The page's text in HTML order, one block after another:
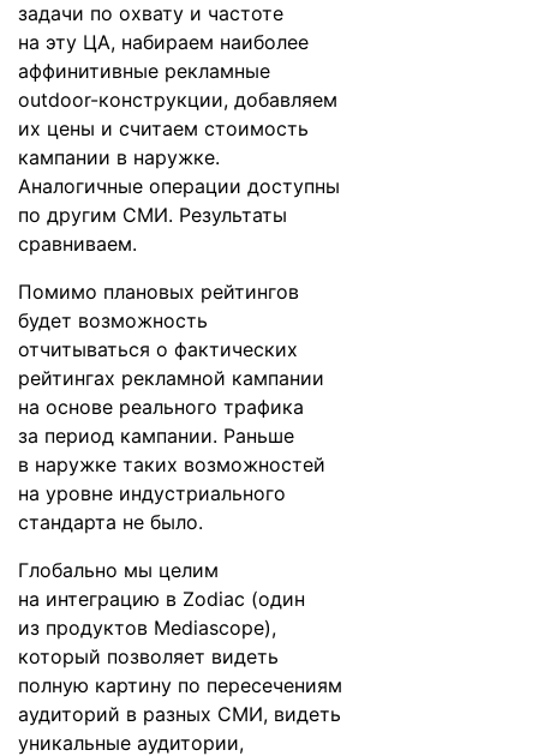
задачи по охвату и частоте
на эту ЦА, набираем наиболее
аффинитивные рекламные
outdoor-конструкции, добавляем
их цены и считаем стоимость
кампании в наружке.
Аналогичные операции доступны
по другим СМИ. Результаты
сравниваем.
Помимо плановых рейтингов
будет возможность
отчитываться о фактических
рейтингах рекламной кампании
на основе реального трафика
за период кампании. Раньше
в наружке таких возможностей
на уровне индустриального
стандарта не было.
Глобально мы целим
на интеграцию в Zodiac (один
из продуктов Mediascope),
который позволяет видеть
полную картину по пересечениям
аудиторий в разных СМИ, видеть
уникальные аудитории,